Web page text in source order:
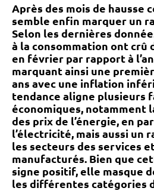
Après des mois de hausse
semble enfin marquer un
Selon les dernières
à la consommation ont crû
en février par rapport à
marquant ainsi une
ans avec une inflation
tendance aligne plusieurs
économiques, notamment
des prix de l’énergie, en
l’électricité, mais aussi un
les secteurs des services
manufacturés. Bien que
signe positif, elle masque
les différentes catégories